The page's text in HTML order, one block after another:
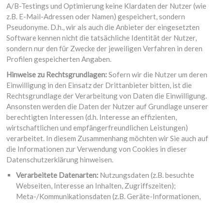
A/B-Testings und Optimierung keine Klardaten der Nutzer (wie
z.B. E-Mail-Adressen oder Namen) gespeichert, sondern
Pseudonyme. D.h., wir als auch die Anbieter der eingesetzten
Software kennen nicht die tatsächliche Identität der Nutzer,
sondern nur den für Zwecke der jeweiligen Verfahren in deren
Profilen gespeicherten Angaben.
Hinweise zu Rechtsgrundlagen:Sofern wir die Nutzer um deren
Einwilligung in den Einsatz der Drittanbieter bitten, ist die
Rechtsgrundlage der Verarbeitung von Daten die Einwilligung.
Ansonsten werden die Daten der Nutzer auf Grundlage unserer
berechtigten Interessen (d.h. Interesse an effizienten,
wirtschaftlichen und empfängerfreundlichen Leistungen)
verarbeitet. In diesem Zusammenhang möchten wir Sie auch auf
die Informationen zur Verwendung von Cookies in dieser
Datenschutzerklärung hinweisen.
Verarbeitete Datenarten: Nutzungsdaten (z.B. besuchte
Webseiten, Interesse an Inhalten, Zugriffszeiten);
Meta-/Kommunikationsdaten (z.B. Geräte-Informationen,